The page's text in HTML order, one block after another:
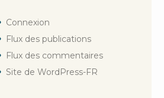
Connexion
Flux des publications
Flux des commentaires
Site de WordPress-FR